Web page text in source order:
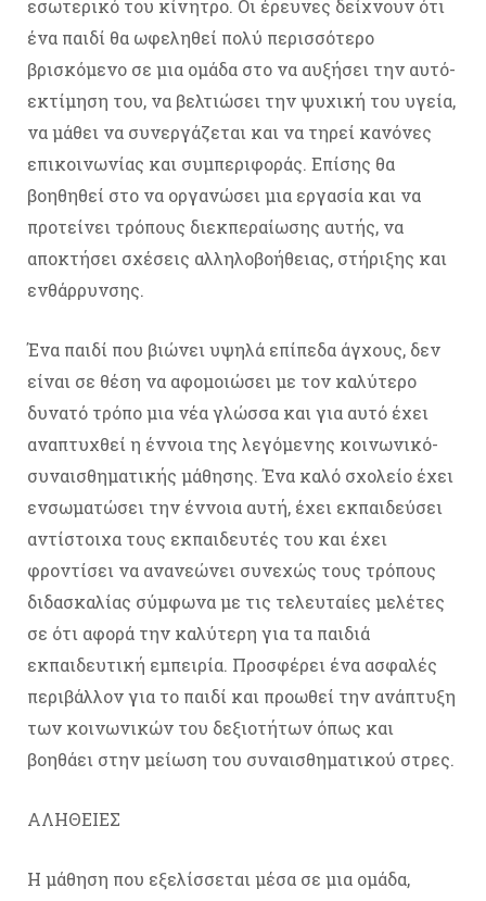
εσωτερικό του κίνητρο. Οι έρευνες δείχνουν ότι
ένα παιδί θα ωφεληθεί πολύ περισσότερο
βρισκόμενο σε μια ομάδα στο να αυξήσει την αυτό-
εκτίμηση του, να βελτιώσει την ψυχική του υγεία,
να μάθει να συνεργάζεται και να τηρεί κανόνες
επικοινωνίας και συμπεριφοράς. Επίσης θα
βοηθηθεί στο να οργανώσει μια εργασία και να
προτείνει τρόπους διεκπεραίωσης αυτής, να
αποκτήσει σχέσεις αλληλοβοήθειας, στήριξης και
ενθάρρυνσης.
Ένα παιδί που βιώνει υψηλά επίπεδα άγχους, δεν
είναι σε θέση να αφομοιώσει με τον καλύτερο
δυνατό τρόπο μια νέα γλώσσα και για αυτό έχει
αναπτυχθεί η έννοια της λεγόμενης κοινωνικό-
συναισθηματικής μάθησης. Ένα καλό σχολείο έχει
ενσωματώσει την έννοια αυτή, έχει εκπαιδεύσει
αντίστοιχα τους εκπαιδευτές του και έχει
φροντίσει να ανανεώνει συνεχώς τους τρόπους
διδασκαλίας σύμφωνα με τις τελευταίες μελέτες
σε ότι αφορά την καλύτερη για τα παιδιά
εκπαιδευτική εμπειρία. Προσφέρει ένα ασφαλές
περιβάλλον για το παιδί και προωθεί την ανάπτυξη
των κοινωνικών του δεξιοτήτων όπως και
βοηθάει στην μείωση του συναισθηματικού στρες.
ΑΛΗΘΕΙΕΣ
Η μάθηση που εξελίσσεται μέσα σε μια ομάδα,